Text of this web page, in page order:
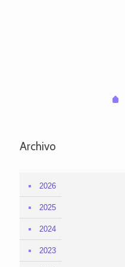
0
Archivo
2026
2025
2024
2023